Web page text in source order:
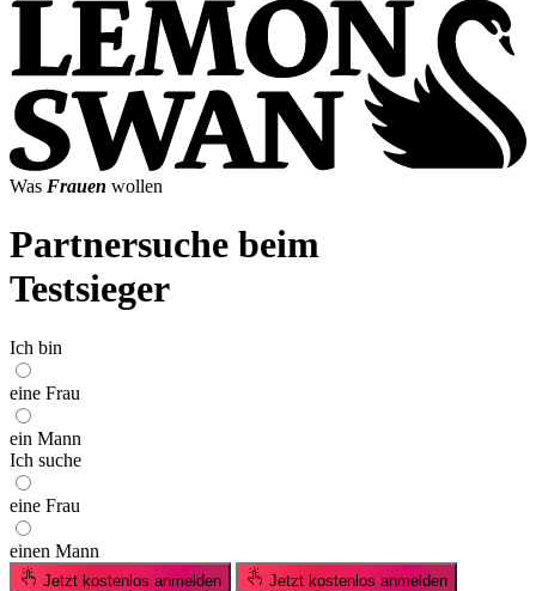
Was Frauen wollen
Partnersuche beim
Testsieger
Ich bin
eine Frau
ein Mann
Ich suche
eine Frau
einen Mann
Jetzt kostenlos anmelden Jetzt kostenlos anmelden